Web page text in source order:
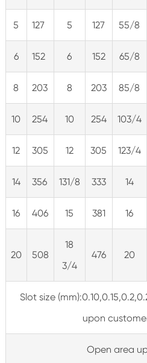
5 127 5 127 55/8
6 152 6 152 65/8
8 203 8 203 85/8
10 254 10 254 103/4
12 305 12 305 123/4
14 356 131/8 333 14
16 406 15 381 16
20 508
18
3/4
476 20
Slot size
upon
Open area